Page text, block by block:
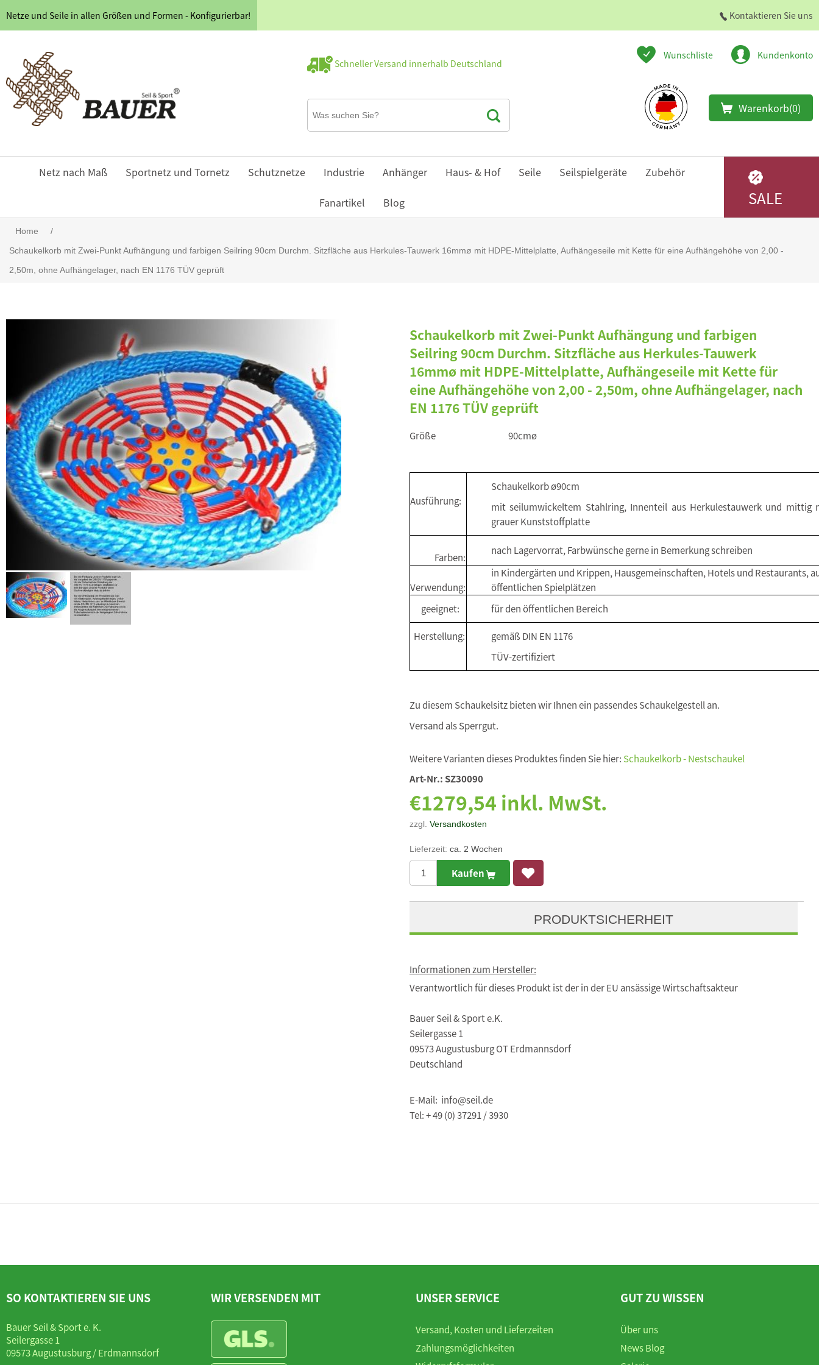
Netze und Seile in allen Größen und Formen - Konfigurierbar! Kontaktieren Sie uns
Schneller Versand innerhalb Deutschland
Wunschliste Kundenkonto
Warenkorb(0)
Netz nach Maß Sportnetz und Tornetz Schutznetze Industrie Anhänger Haus- & Hof Seile Seilspielgeräte Zubehör
Fanartikel Blog SALE
Home
/
Schaukelkorb mit Zwei-Punkt Aufhängung und farbigen Seilring 90cm Durchm. Sitzfläche aus Herkules-Tauwerk 16mmø mit HDPE-Mittelplatte, Aufhängeseile mit Kette für eine Aufhängehöhe von 2,00 -
2,50m, ohne Aufhängelager, nach EN 1176 TÜV geprüft
Schaukelkorb mit Zwei-Punkt Aufhängung und farbigen
Seilring 90cm Durchm. Sitzfläche aus Herkules-Tauwerk
16mmø mit HDPE-Mittelplatte, Aufhängeseile mit Kette für
eine Aufhängehöhe von 2,00 - 2,50m, ohne Aufhängelager, nach
EN 1176 TÜV geprüft
Größe 90cmø
Ausführung:
Schaukelkorb ø90cm
mit seilumwickeltem Stahlring, Innenteil aus Herkulestauwerk und mittig
grauer Kunststoffplatte
Farben:
nach Lagervorrat, Farbwünsche gerne in Bemerkung schreiben
Verwendung:
in Kindergärten und Krippen, Hausgemeinschaften, Hotels und Restaurants,
öffentlichen Spielplätzen
geeignet:
für den öffentlichen Bereich
Herstellung:
gemäß DIN EN 1176
TÜV-zertifiziert
Zu diesem Schaukelsitz bieten wir Ihnen ein passendesSchaukelgestell an.
Versand als Sperrgut.
Weitere Varianten dieses Produktes finden Sie hier: Schaukelkorb - Nestschaukel
Art-Nr.: SZ30090
€1279,54 inkl. MwSt.
zzgl. Versandkosten
Lieferzeit: ca. 2 Wochen
Kaufen
PRODUKTSICHERHEIT
Informationen zum Hersteller:
Verantwortlich für dieses Produkt ist der in der EU ansässige Wirtschaftsakteur
Bauer Seil & Sport e.K.
Seilergasse 1
09573 Augustusburg OT Erdmannsdorf
Deutschland
E-Mail: info@seil.de
Tel: + 49 (0) 37291 / 3930
SO KONTAKTIEREN SIE UNS
Bauer Seil & Sport e. K.
Seilergasse 1
09573 Augustusburg / Erdmannsdorf
WIR VERSENDEN MIT UNSER SERVICE
Versand, Kosten und Lieferzeiten
Zahlungsmöglichkeiten
GUT ZU WISSEN
Über uns
News Blog